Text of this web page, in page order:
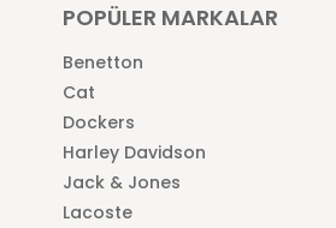
POPÜLER MARKALAR
Benetton
Cat
Dockers
Harley Davidson
Jack & Jones
Lacoste